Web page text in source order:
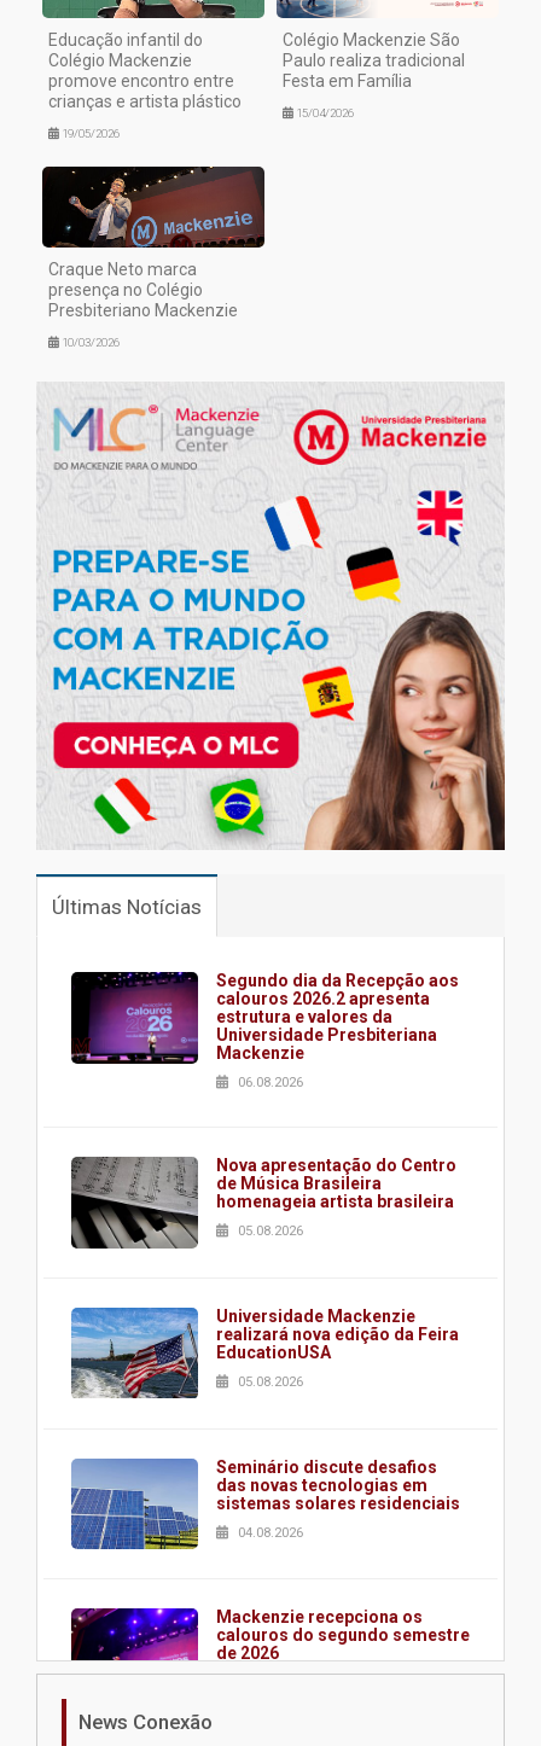
Educação infantil do
Colégio Mackenzie
promove encontro entre
crianças e artista plástico
19/05/2026
Colégio Mackenzie São
Paulo realiza tradicional
Festa em Família
15/04/2026
Craque Neto marca
presença no Colégio
Presbiteriano Mackenzie
10/03/2026
Últimas Notícias
Segundo dia da Recepção aos
calouros 2026.2 apresenta
estrutura e valores da
Universidade Presbiteriana
Mackenzie
06.08.2026
Nova apresentação do Centro
de Música Brasileira
homenageia artista brasileira
05.08.2026
Universidade Mackenzie
realizará nova edição da Feira
EducationUSA
05.08.2026
Seminário discute desafios
das novas tecnologias em
sistemas solares residenciais
04.08.2026
Mackenzie recepciona os
calouros do segundo semestre
de 2026
News Conexão